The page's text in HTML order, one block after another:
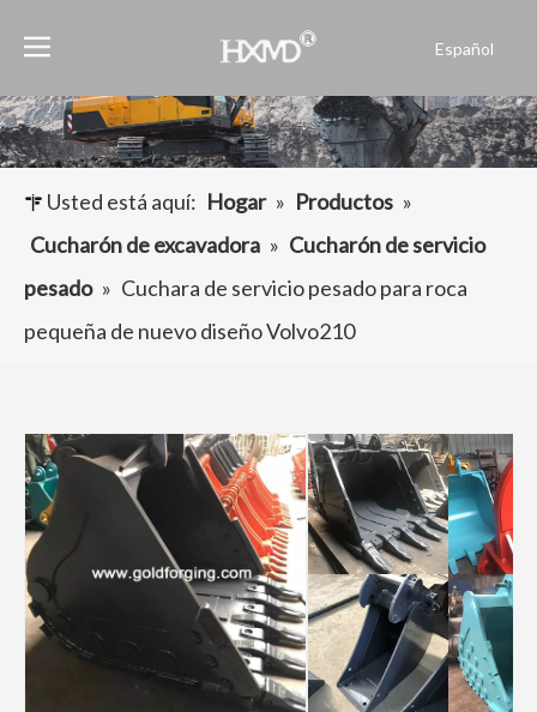
Español
العربية
Français
Usted está aquí: Hogar » Productos »
Cucharón de excavadora » Cucharón de servicio
pesado » Cuchara de servicio pesado para roca
pequeña de nuevo diseño Volvo210